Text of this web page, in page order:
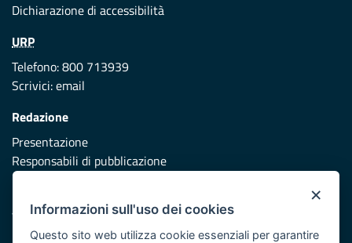
Dichiarazione di accessibilità
URP
Telefono: 800 713939
Scrivici:email
Redazione
Presentazione
Responsabili di pubblicazione
Vai al sito di Protezione Civile Puglia
×
Informazioni sull'uso dei cookies
Questo sito web utilizza cookie essenziali per garantire